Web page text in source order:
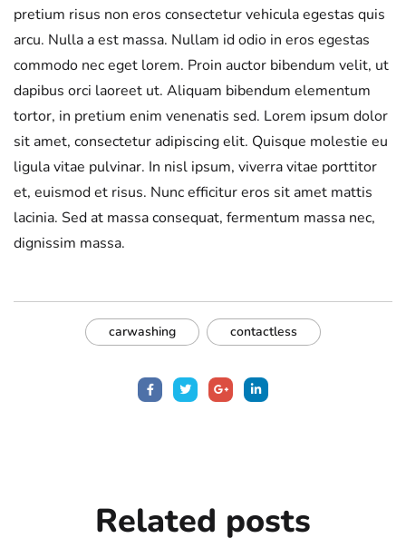
pretium risus non eros consectetur vehicula egestas quis
arcu. Nulla a est massa. Nullam id odio in eros egestas
commodo nec eget lorem. Proin auctor bibendum velit, ut
dapibus orci laoreet ut. Aliquam bibendum elementum
tortor, in pretium enim venenatis sed. Lorem ipsum dolor
sit amet, consectetur adipiscing elit. Quisque molestie eu
ligula vitae pulvinar. In nisl ipsum, viverra vitae porttitor
et, euismod et risus. Nunc efficitur eros sit amet mattis
lacinia. Sed at massa consequat, fermentum massa nec,
dignissim massa.
carwashing contactless
Related posts